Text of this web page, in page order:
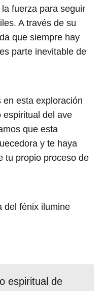
fuerza para seguir
A través de su
que siempre hay
parte inevitable de
en esta exploración
espiritual del ave
que esta
y te haya
tu propio proceso de
del fénix ilumine
espiritual de